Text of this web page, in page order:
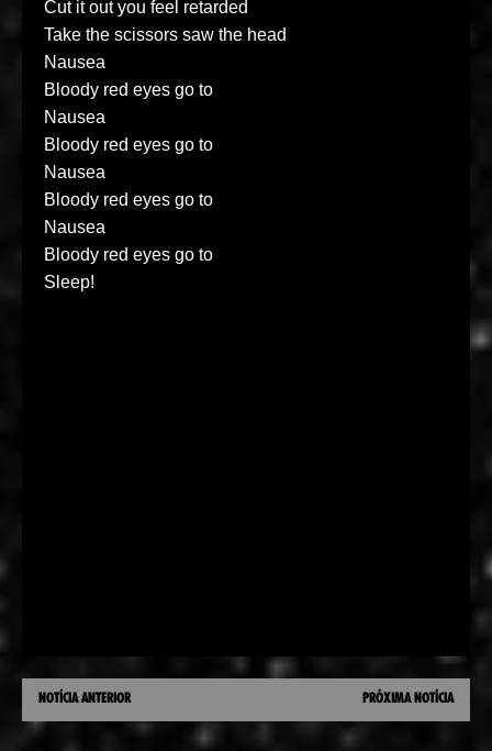
Cut it out you feel retarded
Take the scissors saw the head
Nausea
Bloody red eyes go to
Nausea
Bloody red eyes go to
Nausea
Bloody red eyes go to
Nausea
Bloody red eyes go to
Sleep!
NOTÍCIA ANTERIOR PRÓXIMA NOTÍCIA